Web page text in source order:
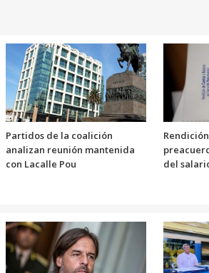
Partidos de la coalición
analizan reunión mantenida
con Lacalle Pou
del